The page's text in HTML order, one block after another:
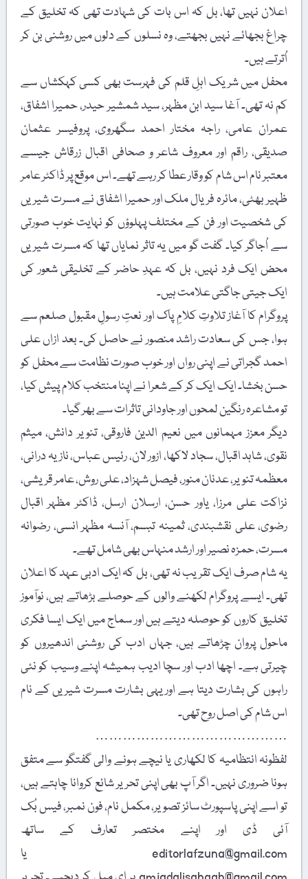
اعلان نہیں تھا، بل کہ اس بات کی شہادت تھی کہ تخلیق کے
چراغ بجھائے نہیں بجھتے، وہ نسلوں کے دلوں میں روشنی بن کر
اُترتے ہیں۔
محفل میں شریک اہلِ قلم کی فہرست بھی کسی کہکشاں سے
کم نہ تھی۔ آغا سید ابن مظہر، سید شمشیر حیدر، حمیرا اشفاق،
عمران عامی، راجہ مختار احمد سگھروی، پروفیسر عثمان
صدیقی، راقم اور معروف شاعر و صحافی اقبال زرقاش جیسے
معتبر نام اس شام کو وقار عطا کر رہے تھے۔ اس موقع پر ڈاکٹر عامر
ظہیر بھٹی، مائرہ فریال ملک اور حمیرا اشفاق نے مسرت شیریں
کی شخصیت اور فن کے مختلف پہلوؤں کو نہایت خوب صورتی
سے اُجاگر کیا۔ گفت گو میں یہ تاثر نمایاں تھا کہ مسرت شیریں
محض ایک فرد نہیں، بل کہ عہدِ حاضر کے تخلیقی شعور کی
ایک جیتی جاگتی علامت ہیں۔
پروگرام کا آغاز تلاوتِ کلامِ پاک اور نعتِ رسولِ مقبول صلعم سے
ہوا، جس کی سعادت راشد منصور نے حاصل کی۔ بعد ازاں علی
احمد گجراتی نے اپنی رواں اور خوب صورت نظامت سے محفل کو
حسن بخشا۔ ایک ایک کر کے شعرا نے اپنا منتخب کلام پیش کیا،
تو مشاعرہ رنگین لمحوں اور جاودانی تاثرات سے بھر گیا۔
دیگر معزز مہمانوں میں نعیم الدین فاروقی، تنویر دانش، میثم
نقوی، شاہد اقبال، سجاد لاکھا، ازور لان، رئیس عباس، نازیہ درانی،
معظمہ تنویر، عدنان منور، فیصل شہزاد، علی روش، عامر قریشی،
نزاکت علی مرزا، یاور حسن، ارسلان ارسل، ڈاکٹر مظہر اقبال
رضوی، علی نقشبندی، ثمینہ تبسم، آنسہ مظہر انسی، رضوانہ
مسرت، حمزہ نصیر اور ارشد منہاس بھی شامل تھے۔
یہ شام صرف ایک تقریب نہ تھی، بل کہ ایک ادبی عہد کا اعلان
تھی۔ ایسے پروگرام لکھنے والوں کے حوصلے بڑھاتے ہیں، نوآموز
تخلیق کاروں کو حوصلہ دیتے ہیں اور سماج میں ایک ایسا فکری
ماحول پروان چڑھاتے ہیں، جہاں ادب کی روشنی اندھیروں کو
چیرتی ہے۔ اچھا ادب اور سچا ادیب ہمیشہ اپنے وسیب کو نئی
راہوں کی بشارت دیتا ہے اور یہی بشارت مسرت شیریں کے نام
اس شام کی اصل روح تھی۔
……………………………………
لفظونہ انتظامیہ کا لکھاری یا نیچے ہونے والی گفتگو سے متفق
ہونا ضروری نہیں۔ اگر آپ بھی اپنی تحریر شائع کروانا چاہتے ہیں،
تو اسے اپنی پاسپورٹ سائز تصویر، مکمل نام، فون نمبر، فیس بُک
آئی ڈی اور اپنے مختصر تعارف کے ساتھ
editorlafzuna@gmail.com یا